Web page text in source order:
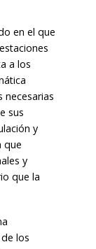
en el que
a los
necesarias
sus
y
que
y
que la
los